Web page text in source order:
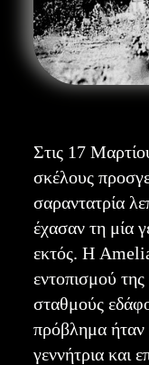
Στις 17
σκέλους
σαραντατρία
έχασαν τη μία
εκτός. Η Amelia
εντοπισμού
σταθμούς
πρόβλημα ήταν
γεννήτρια και